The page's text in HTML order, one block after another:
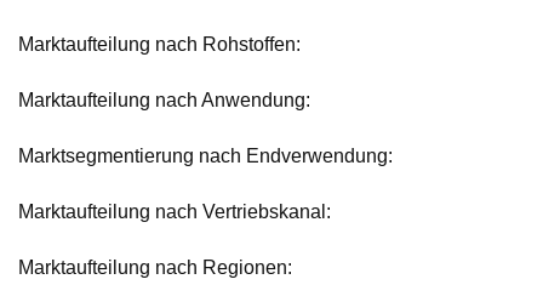
Marktaufteilung nach Rohstoffen:
Marktaufteilung nach Anwendung:
Marktsegmentierung nach Endverwendung:
Marktaufteilung nach Vertriebskanal:
Marktaufteilung nach Regionen: